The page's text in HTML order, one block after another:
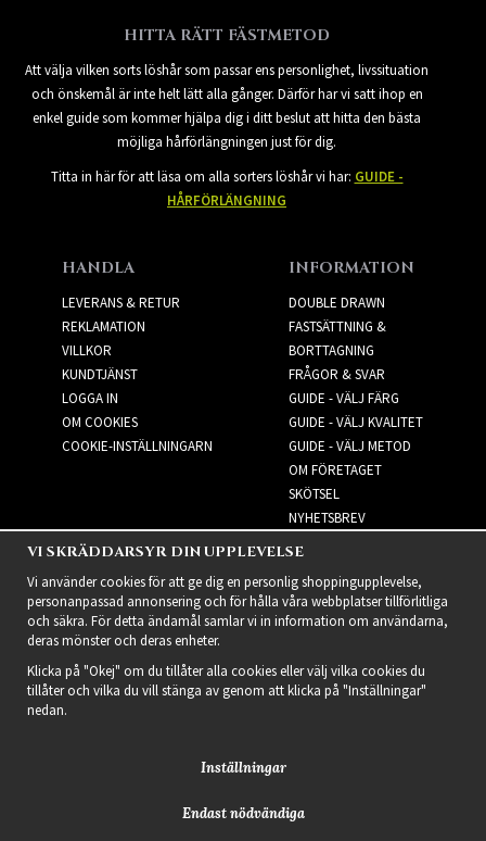
HITTA RÄTT FÄSTMETOD
Att välja vilken sorts löshår som passar ens personlighet, livssituation
och önskemål är inte helt lätt alla gånger. Därför har vi satt ihop en
enkel guide som kommer hjälpa dig i ditt beslut att hitta den bästa
möjliga hårförlängningen just för dig.
Titta in här för att läsa om alla sorters löshår vi har: GUIDE -
HÅRFÖRLÄNGNING
HANDLA
LEVERANS & RETUR
REKLAMATION
VILLKOR
KUNDTJÄNST
LOGGA IN
OM COOKIES
COOKIE-INSTÄLLNINGARN
INFORMATION
DOUBLE DRAWN
FASTSÄTTNING &
BORTTAGNING
FRÅGOR & SVAR
GUIDE - VÄLJ FÄRG
GUIDE - VÄLJ KVALITET
GUIDE - VÄLJ METOD
OM FÖRETAGET
SKÖTSEL
NYHETSBREV
NYHETSBREV
2021 Delightful Hair
VI SKRÄDDARSYR DIN UPPLEVELSE
Vi använder cookies för att ge dig en personlig shoppingupplevelse,
personanpassad annonsering och för hålla våra webbplatser tillförlitliga
och säkra. För detta ändamål samlar vi in information om användarna,
deras mönster och deras enheter.
Klicka på "Okej" om du tillåter alla cookies eller välj vilka cookies du
tillåter och vilka du vill stänga av genom att klicka på "Inställningar"
nedan.
Inställningar
Endast nödvändiga